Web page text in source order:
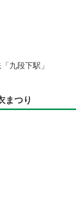
九段下駅」
まつり